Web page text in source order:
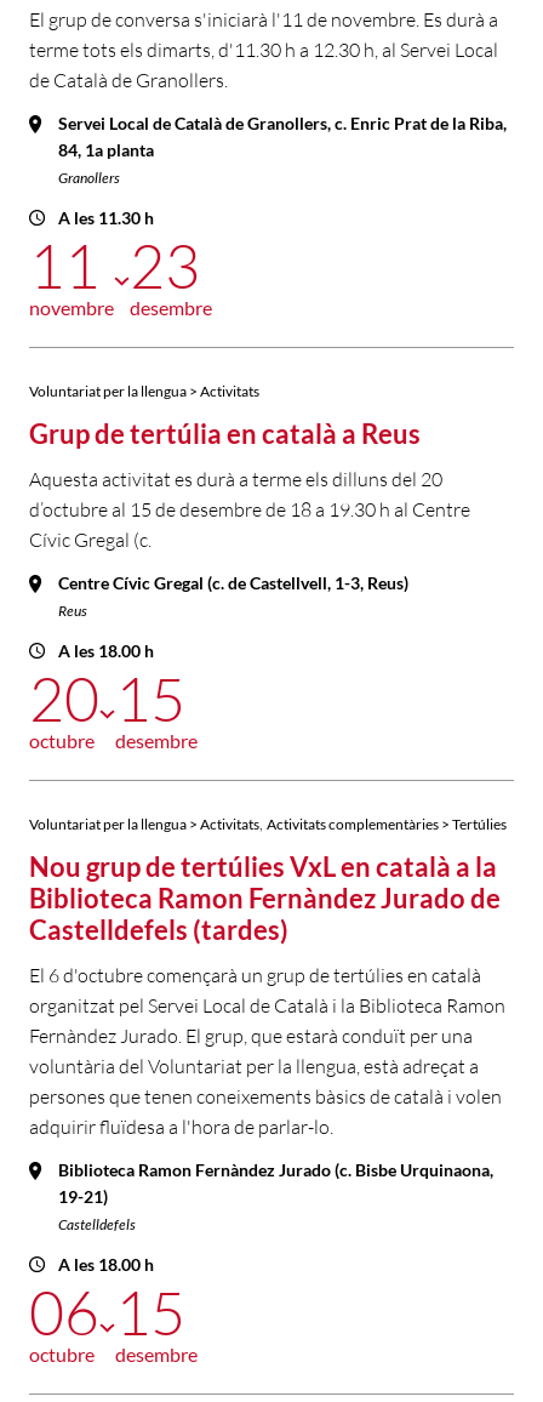
El grup de conversa s'iniciarà l'11 de novembre. Es durà a
terme tots els dimarts, d'11.30 h a 12.30 h, al Servei Local
de Català de Granollers.
Servei Local de Català de Granollers, c. Enric Prat de la Riba,
84, 1a planta
Granollers
A les 11.30 h
11
novembre
23
desembre
Voluntariat per la llengua > Activitats
Grup de tertúlia en català a Reus
Aquesta activitat es durà a terme els dilluns del 20
d’octubre al 15 de desembre de 18 a 19.30 h al Centre
Cívic Gregal (c.
Centre Cívic Gregal (c. de Castellvell, 1-3, Reus)
Reus
A les 18.00 h
20
octubre
15
desembre
Voluntariat per la llengua > Activitats Activitats complementàries > Tertúlies
Nou grup de tertúlies VxL en català a la
Biblioteca Ramon Fernàndez Jurado de
Castelldefels (tardes)
El 6 d'octubre començarà un grup de tertúlies en català
organitzat pel Servei Local de Català i la Biblioteca Ramon
Fernàndez Jurado. El grup, que estarà conduït per una
voluntària del Voluntariat per la llengua, està adreçat a
persones que tenen coneixements bàsics de català i volen
adquirir fluïdesa a l'hora de parlar-lo.
Biblioteca Ramon Fernàndez Jurado (c. Bisbe Urquinaona,
19-21)
Castelldefels
A les 18.00 h
06
octubre
15
desembre